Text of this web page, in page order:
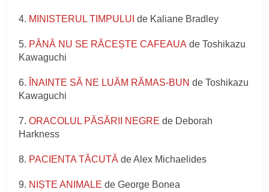
4. MINISTERUL TIMPULUI de Kaliane Bradley
5. PÂNĂ NU SE RĂCEȘTE CAFEAUA de Toshikazu
Kawaguchi
6. ÎNAINTE SĂ NE LUĂM RĂMAS-BUN de Toshikazu
Kawaguchi
7.ORACOLUL PĂSĂRII NEGRE de Deborah
Harkness
8. PACIENTA TĂCUTĂ de Alex Michaelides
9. NIȘTE ANIMALE de George Bonea